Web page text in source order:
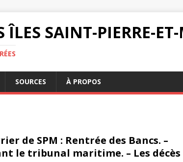
ÎLES SAINT-PIERRE-
SOURCES À PROPOS
de SPM : Rentrée des Bancs. –
le tribunal maritime. – Les décès